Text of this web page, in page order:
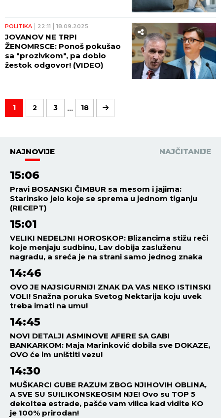
POLITIKA 22:11 18.09.2025
JOVANOV NE TRPI
ŽENOMRSCE: Ponoš pokušao
sa "prozivkom", pa dobio
žestok odgovor! (VIDEO)
1 2 3 ... 18
NAJNOVIJE NAJČITANIJE
15:06
Pravi BOSANSKI ČIMBUR sa mesom i jajima:
Starinsko jelo koje se sprema u jednom tiganju
(RECEPT)
15:01
VELIKI NEDELJNI HOROSKOP: Blizancima stižu reči
koje menjaju sudbinu, Lav dobija zasluženu
nagradu, a sreća je na strani samo jednog znaka
14:46
OVO JE NAJSIGURNIJI ZNAK DA VAS NEKO ISTINSKI
VOLI! Snažna poruka Svetog Nektarija koju uvek
treba imati na umu!
14:45
NOVI DETALJI ASMINOVE AFERE SA GABI
BANKARKOM: Maja Marinković dobila sve DOKAZE,
OVO će im uništiti vezu!
14:30
MUŠKARCI GUBE RAZUM ZBOG NJIHOVIH OBLINA,
A SVE SU SUILIKONSKEOSIM NJE! Ovo su TOP 5
dekoltea estrade, pašće vam vilica kad vidite KO
je 100% prirodan!